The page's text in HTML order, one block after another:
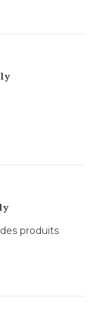
produits